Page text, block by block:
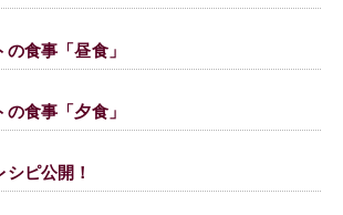
食事「昼食」
食事「夕食」
ピ公開！